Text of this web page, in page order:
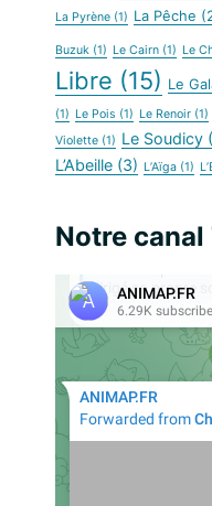
La Pyrène (1) La Pêche
Buzuk (1) Le Cairn (1) Le
Libre (15) Le
(1) Le Pois (1) Le Renoir (1)
Violette (1) Le Soudicy
L’Abeille (3) L’Aïga (1)
Notre canal